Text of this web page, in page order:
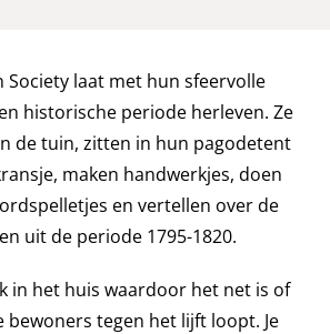
Society laat met hun sfeervolle
historische periode herleven. Ze
de tuin, zitten in hun pagodetent
maken handwerkjes, doen
en vertellen over de
uit de periode 1795-1820.
in het huis waardoor het net is of
bewoners tegen het lijft loopt. Je